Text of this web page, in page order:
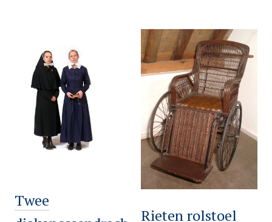
Twee
Rieten rolstoel